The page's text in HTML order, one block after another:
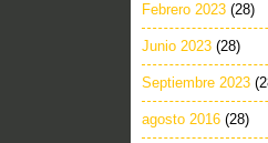
Febrero 2023 (28)
Junio 2023 (28)
Septiembre 2023
agosto 2016 (28)